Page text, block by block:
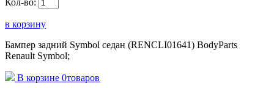
Кол-во:
в корзину
Бампер задний Symbol седан (RENCLI01641) BodyParts
Renault Symbol;
В корзине 0товаров